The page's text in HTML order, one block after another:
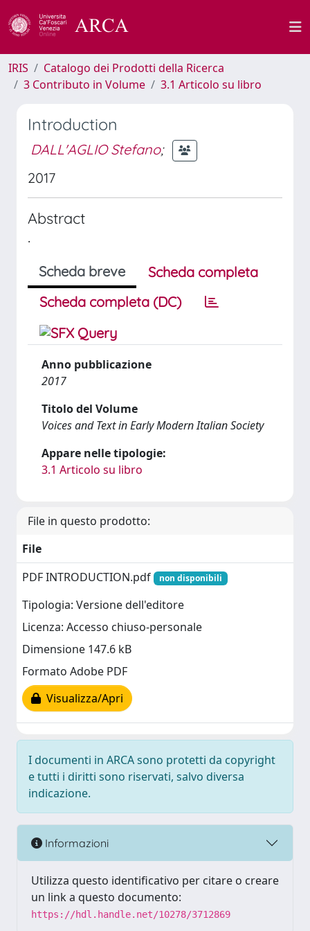
IRIS
Catalogo dei Prodotti della Ricerca
3 Contributo in Volume
3.1 Articolo su libro
Introduction
DALL'AGLIO Stefano;
2017
Abstract
.
Scheda breve
Scheda completa
Scheda completa (DC)
Anno pubblicazione
2017
Titolo del Volume
Voices and Text in Early Modern Italian Society
Appare nelle tipologie:
3.1 Articolo su libro
File in questo prodotto:
File
PDF INTRODUCTION.pdf
non disponibili
Tipologia: Versione dell'editore
Licenza: Accesso chiuso-personale
Dimensione 147.6 kB
Formato Adobe PDF
Visualizza/Apri
I documenti in ARCA sono protetti da copyright
e tutti i diritti sono riservati, salvo diversa
indicazione.
Informazioni
Utilizza questo identificativo per citare o creare
un link a questo documento:
https://hdl.handle.net/10278/3712869